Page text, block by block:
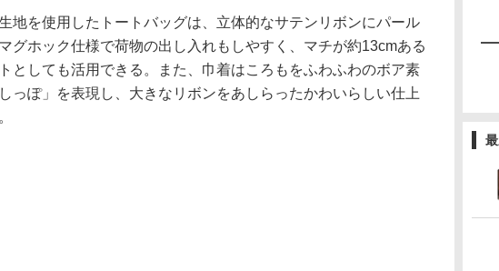
地を使用したトートバッグは、立体的なサテンリボンにパール
グホック仕様で荷物の出し入れもしやすく、マチが約13cmある
としても活用できる。また、巾着はころもをふわふわのボア素
っぽ」を表現し、大きなリボンをあしらったかわいらしい仕上